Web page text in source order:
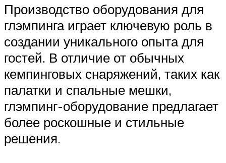
Производство оборудования для
глэмпинга играет ключевую роль в
создании уникального опыта для
гостей. В отличие от обычных
кемпинговых снаряжений, таких как
палатки и спальные мешки,
глэмпинг-оборудование предлагает
более роскошные и стильные
решения.